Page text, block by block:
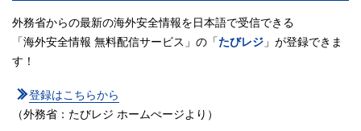
外務省からの最新の海外安全情報を日本語で受信できる
「海外安全情報 無料配信サービス」の「たびレジ 」が登録できま
す！
登録はこちらから
（外務省：たびレジ ホームぺージより）